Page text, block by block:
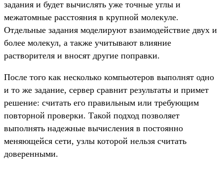
задания и будет вычислять уже точные углы и
межатомные расстояния в крупной молекуле.
Отдельные задания моделируют взаимодействие двух и
более молекул, а также учитывают влияние
растворителя и вносят другие поправки.
После того как несколько компьютеров выполнят одно
и то же задание, сервер сравнит результаты и примет
решение: считать его правильным или требующим
повторной проверки. Такой подход позволяет
выполнять надежные вычисления в постоянно
меняющейся сети, узлы которой нельзя считать
доверенными.